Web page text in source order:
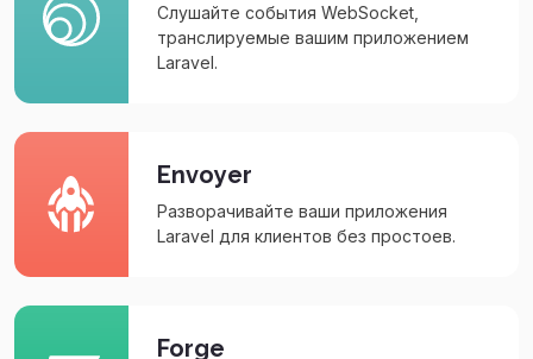
Слушайте события WebSocket,
транслируемые вашим приложением
Laravel.
Envoyer
Разворачивайте ваши приложения
Laravel для клиентов без простоев.
Forge